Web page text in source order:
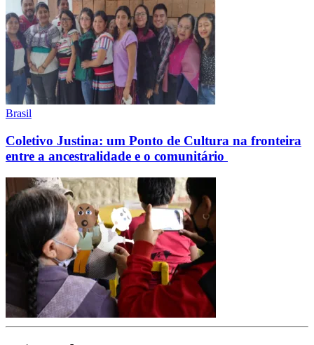
Brasil
Coletivo Justina: um Ponto de Cultura na fronteira
entre a ancestralidade e o comunitário